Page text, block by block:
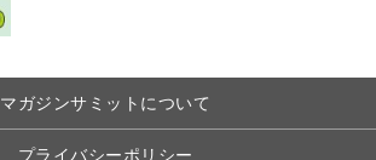
マガジンサミットについて
プライバシーポリシー